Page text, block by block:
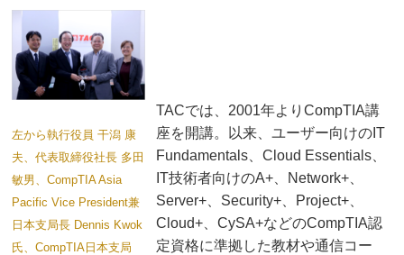
左から執行役員 干潟 康
夫、代表取締役社長 多田
敏男、CompTIA Asia
Pacific Vice President兼
日本支局長 Dennis Kwok
氏、CompTIA日本支局
TACでは、2001年よりCompTIA講
座を開講。以来、ユーザー向けのIT
Fundamentals、Cloud Essentials、
IT技術者向けのA+、Network+、
Server+、Security+、Project+、
Cloud+、CySA+などのCompTIA認
定資格に準拠した教材や通信コー